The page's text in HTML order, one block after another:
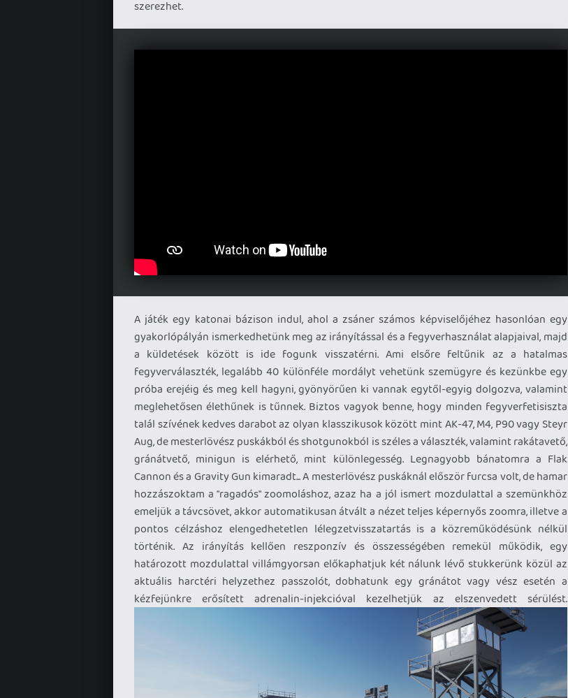
szerezhet.
A játék egy katonai bázison indul, ahol a zsáner számos képviselőjéhez hasonlóan egy
gyakorlópályán ismerkedhetünk meg az irányítással és a fegyverhasználat alapjaival, majd
a küldetések között is ide fogunk visszatérni. Ami elsőre feltűnik az a hatalmas
fegyverválaszték, legalább 40 különféle mordályt vehetünk szemügyre és kezünkbe egy
próba erejéig és meg kell hagyni, gyönyörűen ki vannak egytől-egyig dolgozva, valamint
meglehetősen élethűnek is tűnnek. Biztos vagyok benne, hogy minden fegyverfetisiszta
talál szívének kedves darabot az olyan klasszikusok között mint AK-47, M4, P90 vagy Steyr
Aug, de mesterlövész puskákból és shotgunokból is széles a választék, valamint rakátavető,
gránátvető, minigun is elérhető, mint különlegesség. Legnagyobb bánatomra a Flak
Cannon és a Gravity Gun kimaradt... A mesterlövész puskáknál először furcsa volt, de hamar
hozzászoktam a "ragadós" zoomoláshoz, azaz ha a jól ismert mozdulattal a szemünkhöz
emeljük a távcsövet, akkor automatikusan átvált a nézet teljes képernyős zoomra, illetve a
pontos célzáshoz elengedhetetlen lélegzetvisszatartás is a közreműködésünk nélkül
történik. Az irányítás kellően reszponzív és összességében remekül működik, egy
határozott mozdulattal villámgyorsan előkaphatjuk két nálunk lévő stukkerünk közül az
aktuális harctéri helyzethez passzolót, dobhatunk egy gránátot vagy vész esetén a
kézfejünkre erősített adrenalin-injekcióval kezelhetjük az elszenvedett sérülést.